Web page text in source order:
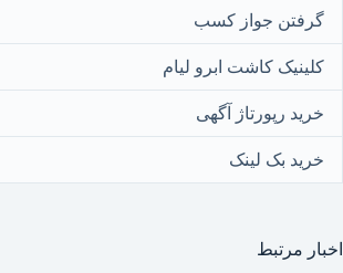
گرفتن جواز کسب
کلینیک کاشت ابرو لیام
خرید رپورتاژ آگهی
خرید بک لینک
اخبار مرتبط